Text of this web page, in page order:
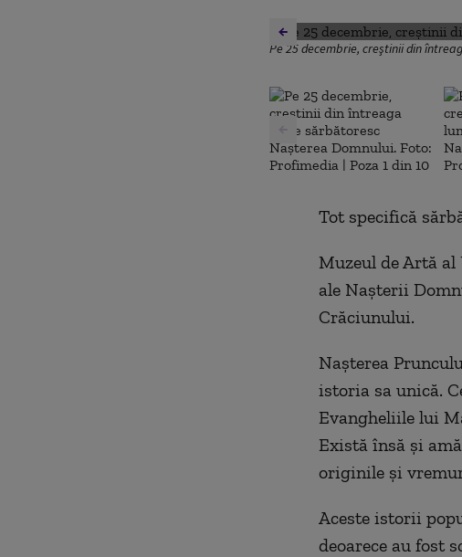
Pe 25 decembrie, creştinii din
Tot specifică
Muzeul de Artă
ale Naşterii
Crăciunului.
Naşterea
istoria sa unică.
Evangheliile lui
Există însă şi
originile şi
Aceste istorii
deoarece au fost